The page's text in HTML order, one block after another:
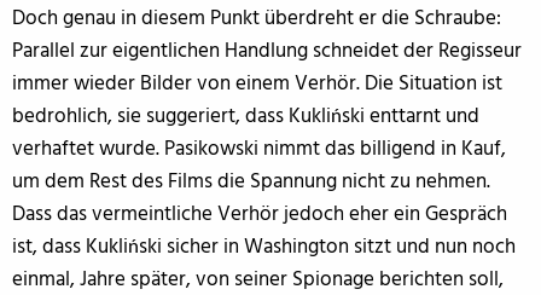
Doch genau in diesem Punkt überdreht er die Schraube:
Parallel zur eigentlichen Handlung schneidet der Regisseur
immer wieder Bilder von einem Verhör. Die Situation ist
bedrohlich, sie suggeriert, dass Kukliński enttarnt und
verhaftet wurde. Pasikowski nimmt das billigend in Kauf,
um dem Rest des Films die Spannung nicht zu nehmen.
Dass das vermeintliche Verhör jedoch eher ein Gespräch
ist, dass Kukliński sicher in Washington sitzt und nun noch
einmal, Jahre später, von seiner Spionage berichten soll,